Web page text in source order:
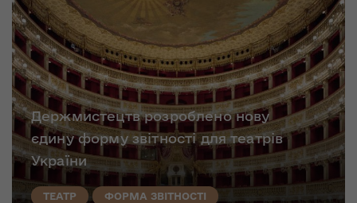
Держмистецтв розроблено нову
єдину форму звітності для театрів
України
ТЕАТР ФОРМА ЗВІТНОСТІ